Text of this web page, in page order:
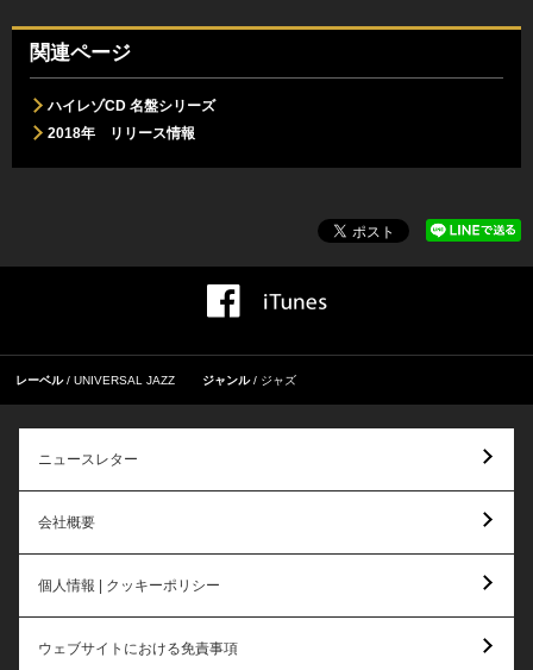
関連ページ
ハイレゾCD 名盤シリーズ
2018年 リリース情報
レーベル UNIVERSAL JAZZ ジャンル ジャズ
ニュースレター
会社概要
個人情報 | クッキーポリシー
ウェブサイトにおける免責事項